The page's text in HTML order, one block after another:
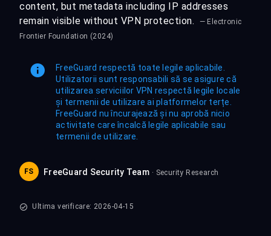
content, but metadata including IP addresses
remain visible without VPN protection.
— Electronic
Frontier Foundation (2024)
FreeGuard respectă toate legile aplicabile.
Utilizatorii sunt responsabili să se asigure că
utilizarea serviciilor VPN respectă legile locale
și termenii de utilizare ai platformelor terțe.
FreeGuard nu încurajează și nu aprobă nicio
activitate care încalcă legile aplicabile sau
termenii de utilizare.
FS FreeGuard Security Team · Security Research
Ultima verificare: 2026-04-15